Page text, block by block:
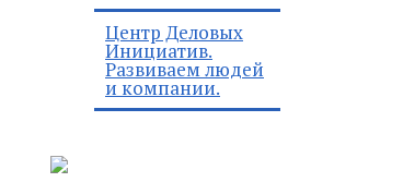
Центр Деловых
Инициатив.
Развиваем людей
и компании.